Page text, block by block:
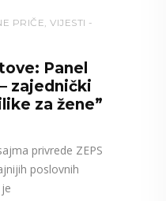
PRIČE, VIJESTI
Panel
zajednički
za žene”
privrede ZEPS
poslovnih